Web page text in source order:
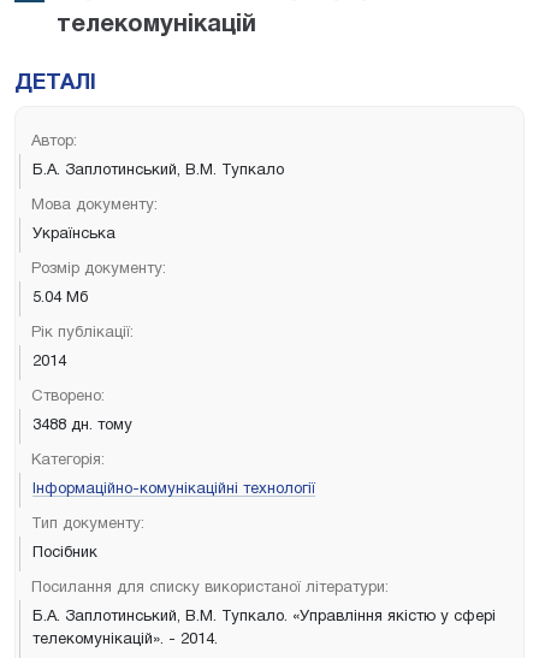
телекомунікацій
ДЕТАЛІ
Автор:
Б.А. Заплотинський, В.М. Тупкало
Мова документу:
Українська
Розмір документу:
5.04 Мб
Рік публікації:
2014
Створено:
3488 дн. тому
Категорія:
Інформаційно-комунікаційні технології
Тип документу:
Посібник
Посилання для списку використаної літератури:
Б.А. Заплотинський, В.М. Тупкало. «Управління якістю у сфері
телекомунікацій». - 2014.